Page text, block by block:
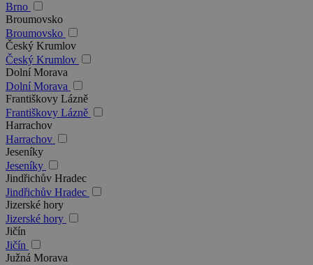
Brno
Broumovsko
Broumovsko
Český Krumlov
Český Krumlov
Dolní Morava
Dolní Morava
Františkovy Lázně
Františkovy Lázně
Harrachov
Harrachov
Jeseníky
Jeseníky
Jindřichův Hradec
Jindřichův Hradec
Jizerské hory
Jizerské hory
Jičín
Jičín
Južná Morava